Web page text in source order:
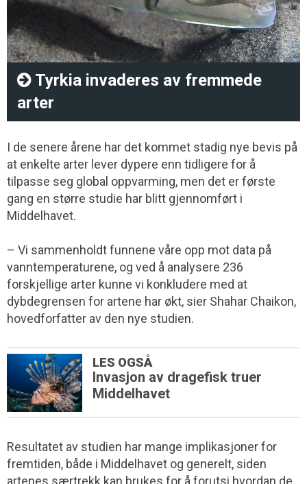
Tyrkia invaderes av fremmede
arter
I de senere årene har det kommet stadig nye bevis på
at enkelte arter lever dypere enn tidligere for å
tilpasse seg global oppvarming, men det er første
gang en større studie har blitt gjennomført i
Middelhavet.
– Vi sammenholdt funnene våre opp mot data på
vanntemperaturene, og ved å analysere 236
forskjellige arter kunne vi konkludere med at
dybdegrensen for artene har økt, sier Shahar Chaikon,
hovedforfatter av den nye studien.
LES OGSÅ
Invasjon av dragefisk truer
Middelhavet
Resultatet av studien har mange implikasjoner for
fremtiden, både i Middelhavet og generelt, siden
artenes særtrekk kan brukes for å forutsi hvordan de